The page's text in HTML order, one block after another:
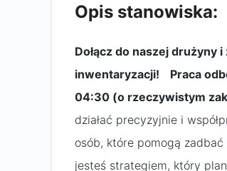
Opis stanowiska:
Dołącz do naszej
inwentaryzacji!
Praca
04:30 (o rzeczywistym
działać precyzyjnie i
osób, które pomogą
jesteś strategiem, który